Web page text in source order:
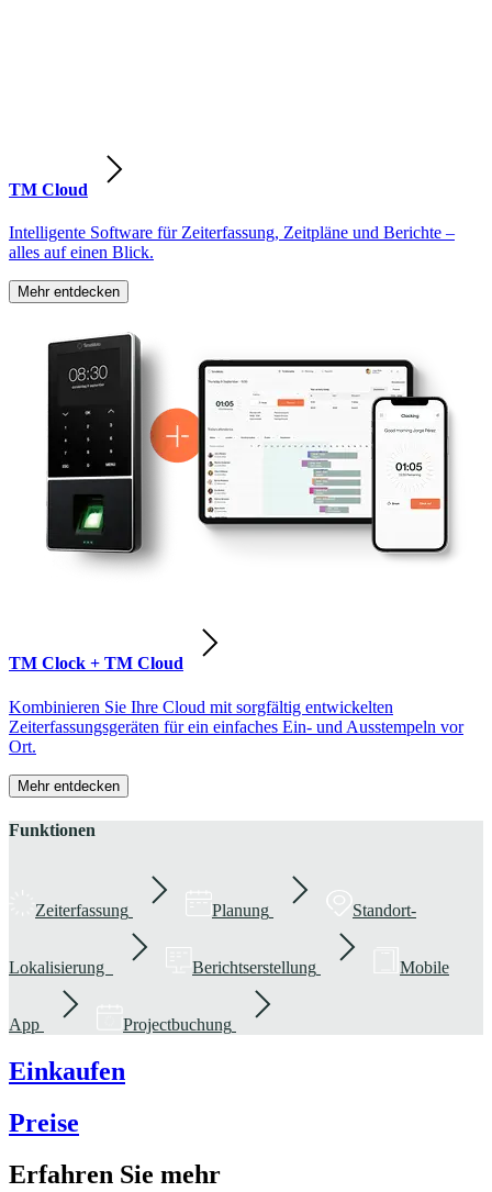
TM Cloud
Intelligente Software für Zeiterfassung, Zeitpläne und Berichte –
alles auf einen Blick.
Mehr entdecken
TM Clock + TM Cloud
Kombinieren Sie Ihre Cloud mit sorgfältig entwickelten
Zeiterfassungsgeräten für ein einfaches Ein- und Ausstempeln vor
Ort.
Mehr entdecken
Funktionen
Zeiterfassung Planung Standort-
Lokalisierung Berichtserstellung Mobile
App Projectbuchung
Einkaufen
Preise
Erfahren Sie mehr